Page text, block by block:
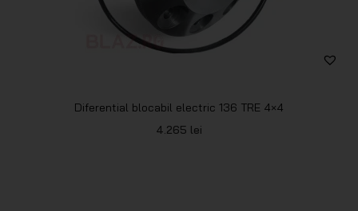
Diferential blocabil electric 136 TRE 4×4
4.265 lei